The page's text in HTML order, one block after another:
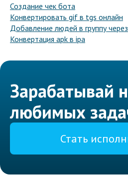
Создание чек бота
Конвертировать gif в tgs онлайн
Добавление людей в группу
Конвертация apk в ipa
Зарабатывай
любимых
Стать